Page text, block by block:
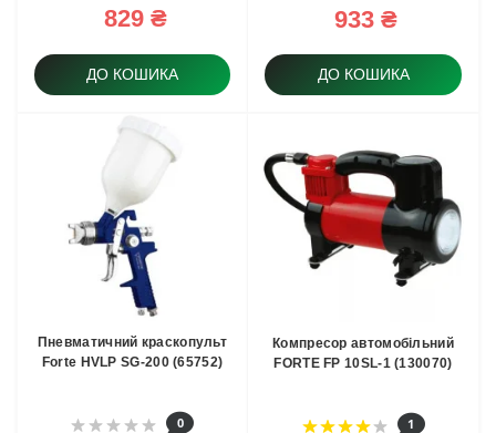
829 ₴
ДО КОШИКА
933 ₴
ДО КОШИКА
Пневматичний краскопульт
Forte HVLP SG-200 (65752)
0
Компресор автомобільний
FORTE FP 10SL-1 (130070)
1